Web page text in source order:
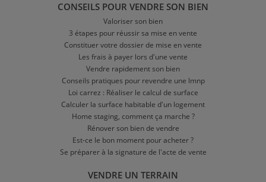
CONSEILS POUR VENDRE SON BIEN
Valoriser son bien
3 étapes pour réussir sa mise en vente
Constituer votre dossier de mise en vente
Les frais à payer lors d'une vente
Vendre rapidement son bien
Conseils pratiques pour revendre une lmnp
Loi carrez : Réaliser le calcul de surface
Calculer la surface habitable d'un logement
Home staging, comment ça marche ?
Rénover son bien de vendre
Est-ce le bon moment pour acheter ?
Se préparer à la signature de l'acte de vente
VENDRE UN TERRAIN